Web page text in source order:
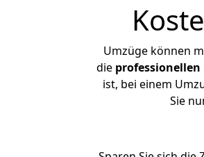
Umzüge können
die professionellen
ist, bei einem
Sie